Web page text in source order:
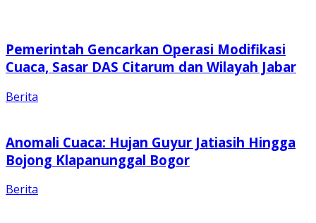
Pemerintah Gencarkan Operasi Modifikasi
Cuaca, Sasar DAS Citarum dan Wilayah Jabar
Berita
Anomali Cuaca: Hujan Guyur Jatiasih Hingga
Bojong Klapanunggal Bogor
Berita